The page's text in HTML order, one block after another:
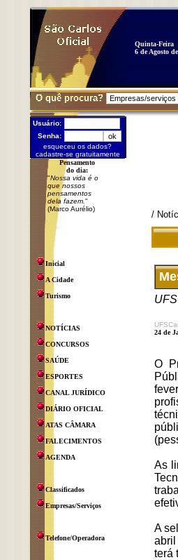
Quinta-Feira
6 de Agosto
O quê procura?
Usuário:
Senha:
esqueceu os dados?
cadastre-se gratuitamente
Pensamento
do dia:
"Nossa vida é o
que nossos
pensamentos
dela fazem. "
(Marco Aurélio)
Inicial
A Cidade
Turismo
NOTÍCIAS
CONCURSOS
SAÚDE
ESPORTES
CANAL JURÍDICO
DIÁRIO OFICIAL
ATAS CÂMARA
FALECIMENTOS
AGENDA
Classificados
Empresas/Serviços
Telefone/Operadora
/
24 de
O
As
A
abril
terá